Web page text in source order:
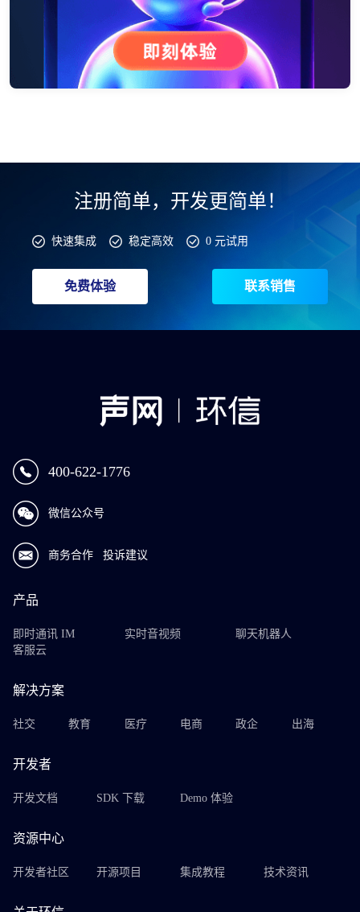
注册简单，开发更简单！
快速集成 稳定高效 0 元试用
免费体验 联系销售
400-622-1776
微信公众号
商务合作 投诉建议
产品
即时通讯 IM 实时音视频
聊天机器人
客服云
解决方案
社交 教育 医疗 电商 政企 出海
开发者
开发文档 SDK 下载 Demo 体验
资源中心
开发者社区 开源项目 集成教程 技术资讯